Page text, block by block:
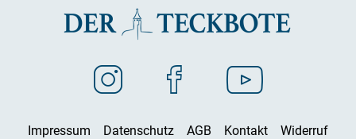
Impressum Datenschutz AGB Kontakt Widerruf